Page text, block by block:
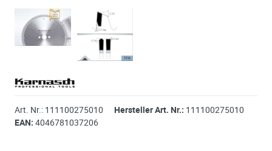
Art. Nr.: 111100275010 Hersteller Art. Nr.: 111100275010
EAN: 4046781037206